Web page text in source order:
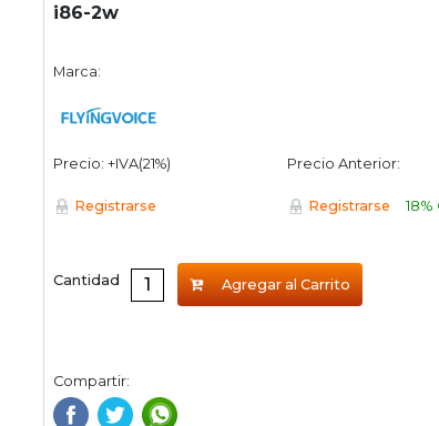
i86-2w
Marca:
Precio: +IVA(21%)
Registrarse
Precio Anterior:
Registrarse 18%
Cantidad Agregar al Carrito
Compartir: